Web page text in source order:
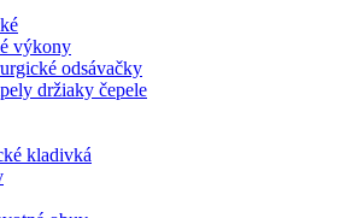
výkony
odsávačky
držiaky čepele
kladivká